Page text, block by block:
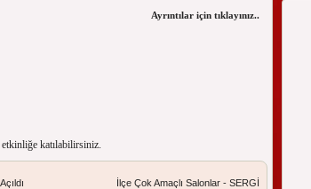
Ayrıntılar için tıklayınız...
etkinliğe katılabilirsiniz.
İlçe Çok Amaçlı Salonlar - SERGİ